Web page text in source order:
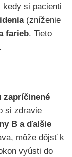
kedy si pacienti
(zníženie
farieb. Tieto
zapríčinené
si zdravie
B a ďalšie
môže dôjsť k
vyústi do